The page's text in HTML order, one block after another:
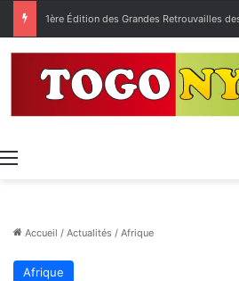
Menu
Accueil / Actualités / Afrique
Afrique